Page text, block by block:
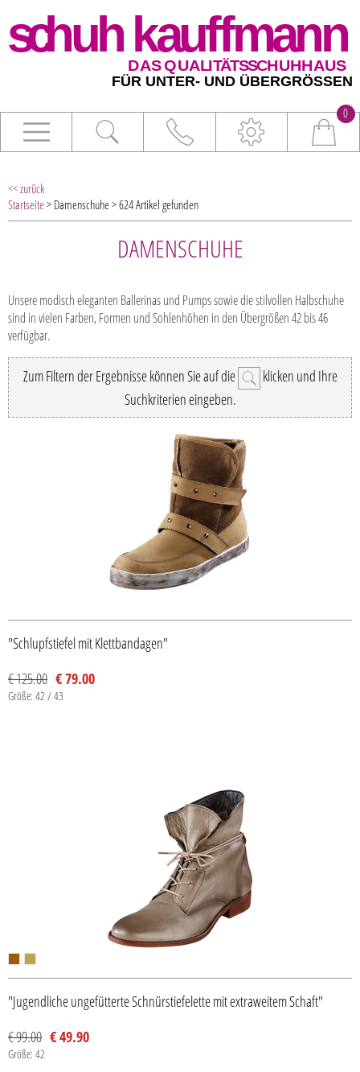
0
<< zurück
Startseite> Damenschuhe > 624 Artikel gefunden
DAMENSCHUHE
Unsere modisch eleganten Ballerinas und Pumps sowie die stilvollen Halbschuhe
sind in vielen Farben, Formen und Sohlenhöhen in den Übergrößen 42 bis 46
verfügbar.
Zum Filtern der Ergebnisse können Sie auf die
klicken und Ihre
Suchkriterien eingeben.
"Schlupfstiefel mit Klettbandagen"
€ 125.00 € 79.00
Größe: 42 / 43
"Jugendliche ungefütterte Schnürstiefelette mit extraweitem Schaft"
€ 99.00 € 49.90
Größe: 42